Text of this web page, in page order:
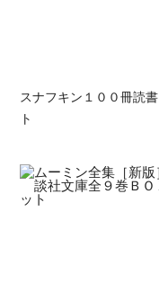
スナフキン１００冊読
ト